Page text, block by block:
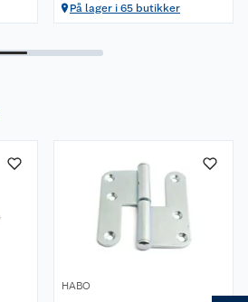
På lager i 65 butikker
HABO